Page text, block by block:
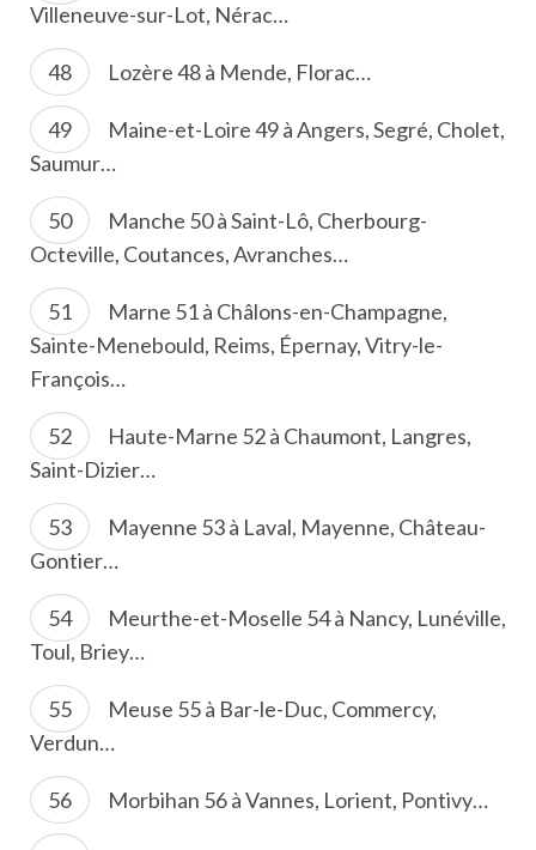
Villeneuve-sur-Lot, Nérac…
Lozère 48 à Mende, Florac…
Maine-et-Loire 49 à Angers, Segré, Cholet,
Saumur…
Manche 50 à Saint-Lô, Cherbourg-
Octeville, Coutances, Avranches…
Marne 51 à Châlons-en-Champagne,
Sainte-Menebould, Reims, Épernay, Vitry-le-
François…
Haute-Marne 52 à Chaumont, Langres,
Saint-Dizier…
Mayenne 53 à Laval, Mayenne, Château-
Gontier…
Meurthe-et-Moselle 54 à Nancy, Lunéville,
Toul, Briey…
Meuse 55 à Bar-le-Duc, Commercy,
Verdun…
Morbihan 56 à Vannes, Lorient, Pontivy…